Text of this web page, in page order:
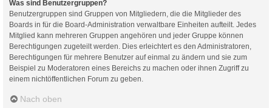
Was sind Benutzergruppen?
Benutzergruppen sind Gruppen von Mitgliedern, die die Mitglieder des
Boards in für die Board-Administration verwaltbare Einheiten aufteilt. Jedes
Mitglied kann mehreren Gruppen angehören und jeder Gruppe können
Berechtigungen zugeteilt werden. Dies erleichtert es den Administratoren,
Berechtigungen für mehrere Benutzer auf einmal zu ändern und sie zum
Beispiel zu Moderatoren eines Bereichs zu machen oder ihnen Zugriff zu
einem nichtöffentlichen Forum zu geben.
Nach oben